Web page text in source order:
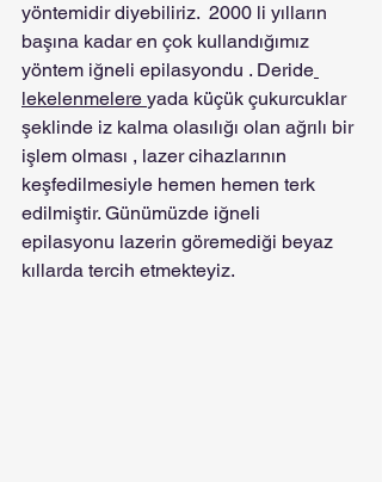
yöntemidir diyebiliriz.  2000 li yılların
başına kadar en çok kullandığımız
yöntem iğneli epilasyondu . Deride
lekelenmelere yada küçük çukurcuklar
şeklinde iz kalma olasılığı olan ağrılı bir
işlem olması , lazer cihazlarının
keşfedilmesiyle hemen hemen terk
edilmiştir. Günümüzde iğneli
epilasyonu lazerin göremediği beyaz
kıllarda tercih etmekteyiz.